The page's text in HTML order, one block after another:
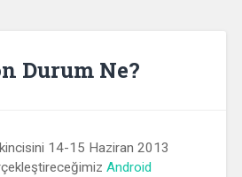
Durum Ne?
14-15 Haziran 2013
Android